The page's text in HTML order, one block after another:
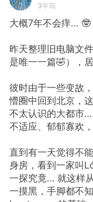
3年前
大概7年不会痒… 🤓
昨天整理旧电脑文
是唯一一篇🤣），
彼时由于一些变故
懵圈中回到北京，
不太认识的大都市
不适应、郁郁寡欢
直到有一天觉得不
身房，看到一家叫
一探究竟… 就这样
一摸黑，手脚都不